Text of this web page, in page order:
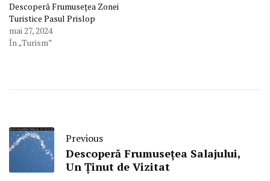
Descoperă Frumusețea Zonei
Turistice Pasul Prislop
mai 27, 2024
În „Turism”
Previous
Descoperă Frumusețea Salajului,
Un Ținut de Vizitat